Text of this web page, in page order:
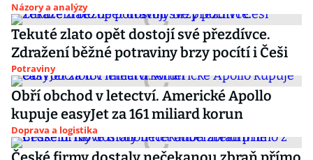
Názory a analýzy
Tekuté zlato opět dostojí své přezdívce.
Zdražení běžné potraviny brzy pocítí i Češi
Potraviny
Obří obchod v letectví. Americké Apollo
kupuje easyJet za 161 miliard korun
Doprava a logistika